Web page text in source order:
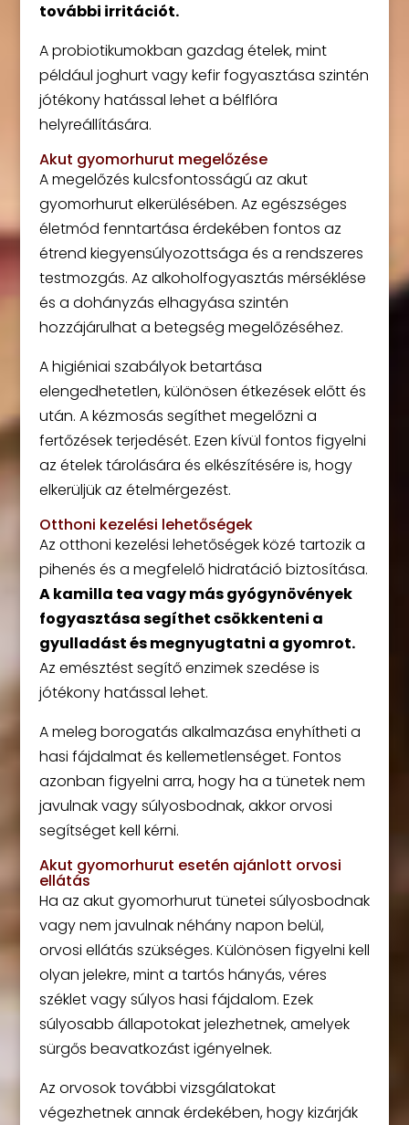
további irritációt.
A probiotikumokban gazdag ételek, mint
például joghurt vagy kefir fogyasztása szintén
jótékony hatással lehet a bélflóra
helyreállítására.
Akut gyomorhurut megelőzése
A megelőzés kulcsfontosságú az akut
gyomorhurut elkerülésében. Az egészséges
életmód fenntartása érdekében fontos az
étrend kiegyensúlyozottsága és a rendszeres
testmozgás. Az alkoholfogyasztás mérséklése
és a dohányzás elhagyása szintén
hozzájárulhat a betegség megelőzéséhez.
A higiéniai szabályok betartása
elengedhetetlen, különösen étkezések előtt és
után. A kézmosás segíthet megelőzni a
fertőzések terjedését. Ezen kívül fontos figyelni
az ételek tárolására és elkészítésére is, hogy
elkerüljük az ételmérgezést.
Otthoni kezelési lehetőségek
Az otthoni kezelési lehetőségek közé tartozik a
pihenés és a megfelelő hidratáció biztosítása.
A kamilla tea vagy más gyógynövények
fogyasztása segíthet csökkenteni a
gyulladást és megnyugtatni a gyomrot.
Az emésztést segítő enzimek szedése is
jótékony hatással lehet.
A meleg borogatás alkalmazása enyhítheti a
hasi fájdalmat és kellemetlenséget. Fontos
azonban figyelni arra, hogy ha a tünetek nem
javulnak vagy súlyosbodnak, akkor orvosi
segítséget kell kérni.
Akut gyomorhurut esetén ajánlott orvosi
ellátás
Ha az akut gyomorhurut tünetei súlyosbodnak
vagy nem javulnak néhány napon belül,
orvosi ellátás szükséges. Különösen figyelni kell
olyan jelekre, mint a tartós hányás, véres
széklet vagy súlyos hasi fájdalom. Ezek
súlyosabb állapotokat jelezhetnek, amelyek
sürgős beavatkozást igényelnek.
Az orvosok további vizsgálatokat
végezhetnek annak érdekében, hogy kizárják